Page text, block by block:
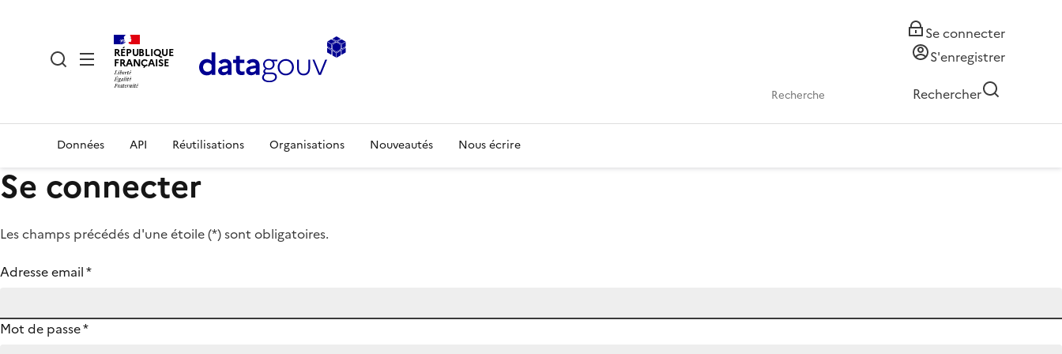
RÉPUBLIQUE
FRANÇAISE
Se connecter
S'enregistrer
Rechercher
Données API Réutilisations Organisations Nouveautés Nous écrire
Se connecter
Les champs précédés d'une étoile (*) sont obligatoires.
Adresse email*
Mot de passe*